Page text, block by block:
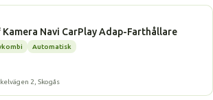
Navi CarPlay Adap-Farthållare
Automatisk
2, Skogås